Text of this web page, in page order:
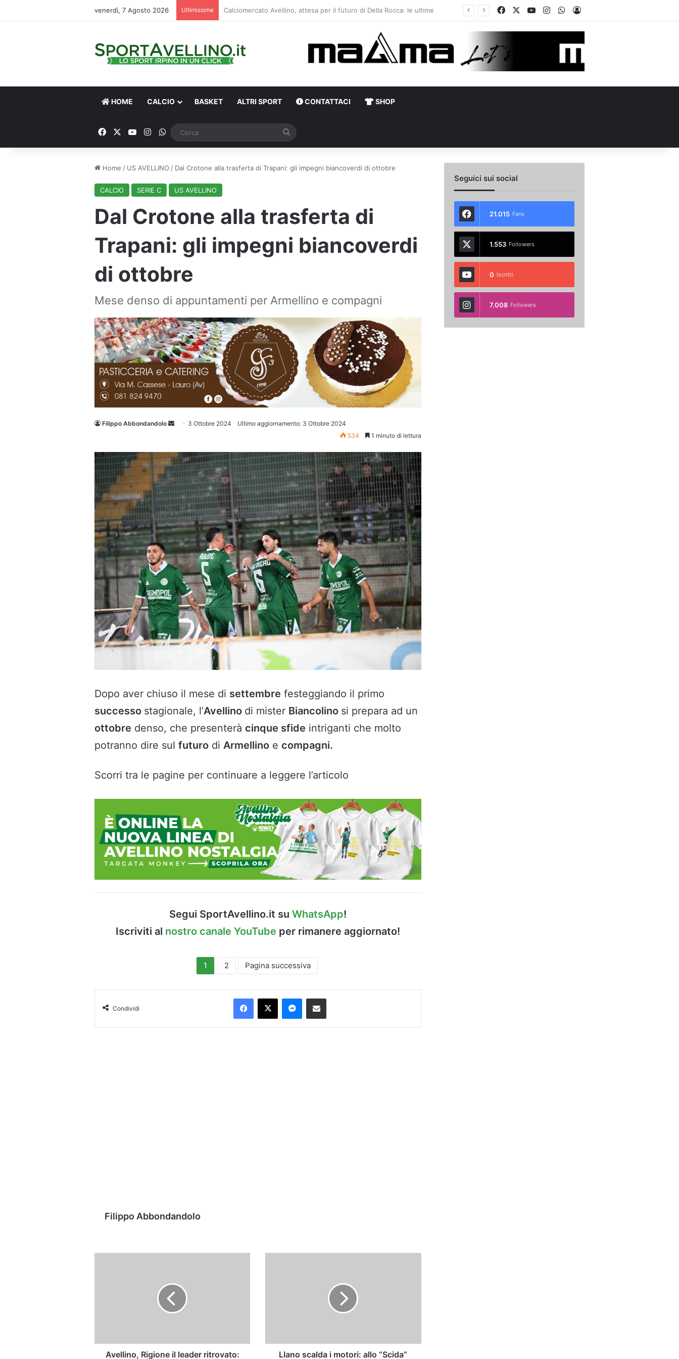
venerdì, 7 Agosto 2026 Ultimissime FacebookYou TubeInstagramWhatsApp
Accedi
HOME CALCIO BASKET ALTRI SPORT CONTATTACI SHOP
FacebookYou TubeInstagram
WhatsApp
Home / US AVELLINO / Dal Crotone alla trasferta di Trapani: gli impegni biancoverdi di ottobre
CALCIO SERIE C US AVELLINO
Dal Crotone alla trasferta di
Trapani: gli impegni biancoverdi
di ottobre
Mese denso di appuntamenti per Armellino e compagni
Filippo Abbondandolo
Invia 3 Ottobre 2024
Ultimo aggiornamento: 3 Ottobre 2024
534
1 minuto di lettura
Dopo aver chiuso il mese di settembre festeggiando il primo
successo stagionale, l’Avellino di mister Biancolino si prepara ad un
ottobre denso, che presenterà cinque sfide intriganti che molto
potranno dire sul futuro di Armellino e compagni.
Scorri tra le pagine per continuare a leggere l’articolo
Segui SportAvellino.it su WhatsApp!
Iscriviti al nostro canale YouTube per rimanere aggiornato!
1 2 Pagina successiva
Condividi
Facebook
X Messenger
Condividi via Email
Filippo Abbondandolo
nuovo
inamovibile
Avellino, Rigione il leader ritrovato:
grande
occasione?
Llano scalda i motori: allo “Scida”
Seguici sui social
21.015 Fans
1.553 Followers
0 Iscritti
7.008 Followers